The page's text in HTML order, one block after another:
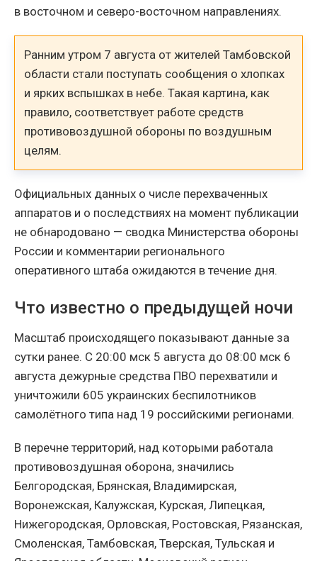
в восточном и северо-восточном направлениях.
Ранним утром 7 августа от жителей Тамбовской
области стали поступать сообщения о хлопках
и ярких вспышках в небе. Такая картина, как
правило, соответствует работе средств
противовоздушной обороны по воздушным
целям.
Официальных данных о числе перехваченных
аппаратов и о последствиях на момент публикации
не обнародовано — сводка Министерства обороны
России и комментарии регионального
оперативного штаба ожидаются в течение дня.
Что известно о предыдущей ночи
Масштаб происходящего показывают данные за
сутки ранее. С 20:00 мск 5 августа до 08:00 мск 6
августа дежурные средства ПВО перехватили и
уничтожили 605 украинских беспилотников
самолётного типа над 19 российскими регионами.
В перечне территорий, над которыми работала
противовоздушная оборона, значились
Белгородская, Брянская, Владимирская,
Воронежская, Калужская, Курская, Липецкая,
Нижегородская, Орловская, Ростовская, Рязанская,
Смоленская, Тамбовская, Тверская, Тульская и